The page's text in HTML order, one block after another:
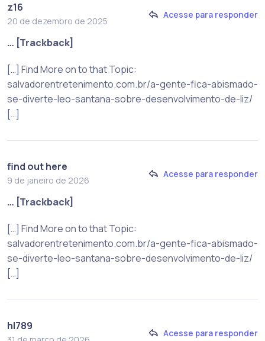
z16
20 de dezembro de 2025
Acesse para responder
… [Trackback]
[…] Find More on to that Topic:
salvadorentretenimento.com.br/a-gente-fica-abismado-
se-diverte-leo-santana-sobre-desenvolvimento-de-liz/
[…]
find out here
9 de janeiro de 2026
Acesse para responder
… [Trackback]
[…] Find More on to that Topic:
salvadorentretenimento.com.br/a-gente-fica-abismado-
se-diverte-leo-santana-sobre-desenvolvimento-de-liz/
[…]
hl789
Acesse para responder